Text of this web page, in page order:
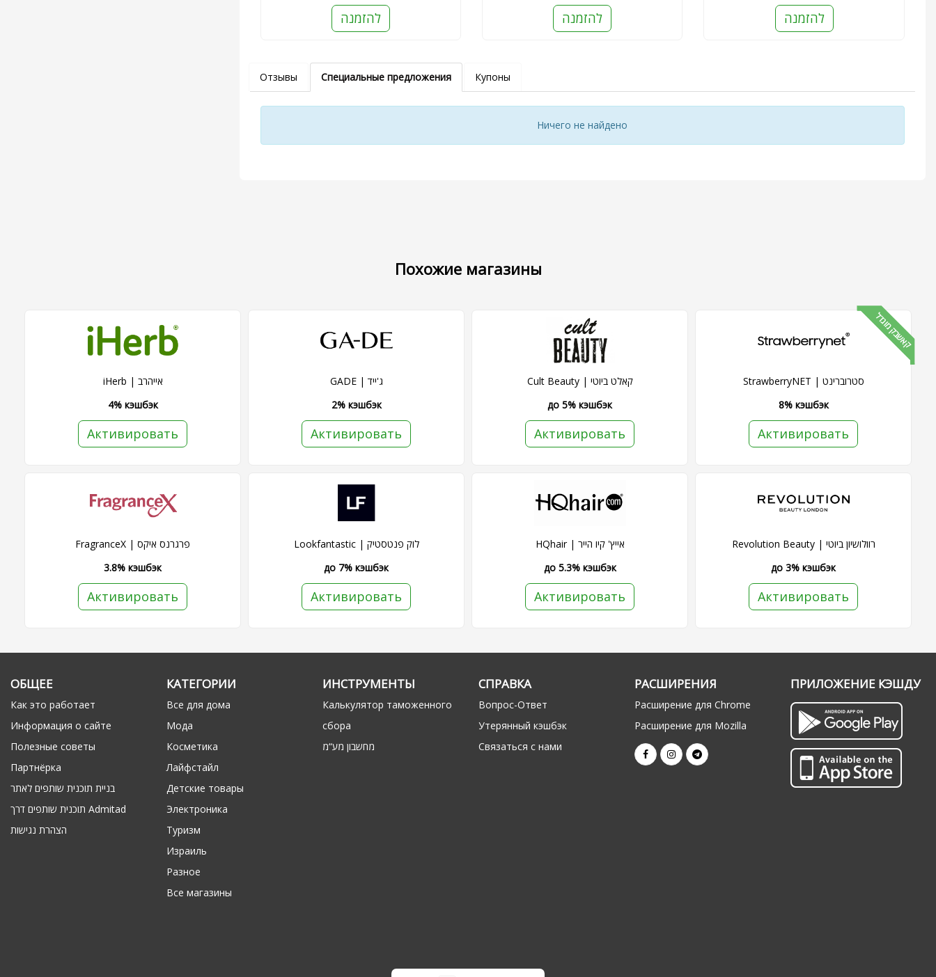
להזמנה להזמנה להזמנה
Отзывы Специальные предложения Купоны
Ничего не найдено
Похожие магазины
iHerb | אייהרב
4% кэшбэк
Активировать
GADE | ג'ייד
2% кэшбэк
Активировать
Cult Beauty | קאלט ביוטי
до 5% кэшбэк
Активировать
קאשבק מוגדל
StrawberryNET | סטרוברינט
8% кэшбэк
Активировать
FragranceX | פרגרנס איקס
3.8% кэшбэк
Активировать
Lookfantastic | לוק פנטסטיק
до 7% кэшбэк
Активировать
HQhair | אייץ' קיו הייר
до 5.3% кэшбэк
Активировать
Revolution Beauty | רוולושיון ביוטי
до 3% кэшбэк
Активировать
ОБЩЕЕ
Как это работает
Информация о сайте
Полезные советы
Партнёрка
בניית תוכנית שותפים לאתר
תוכנית שותפים דרך Admitad
הצהרת נגישות
КАТЕГОРИИ
Все для дома
Мода
Косметика
Лайфстайл
Детские товары
Электроника
Туризм
Израиль
Разное
Все магазины
ИНСТРУМЕНТЫ
Калькулятор таможенного
сбора
מחשבון מע“מ
СПРАВКА
Вопрос-Ответ
Утерянный кэшбэк
Связаться с нами
РАСШИРЕНИЯ
Расширение для Chrome
Расширение для Mozilla
ПРИЛОЖЕНИЕ КЭШДУ